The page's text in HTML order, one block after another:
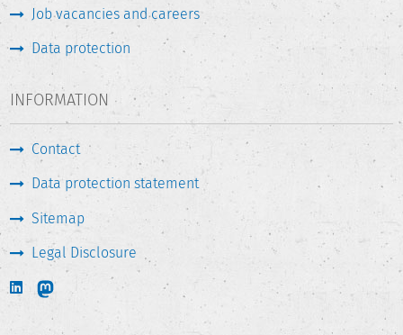
Job vacancies and careers
Data protection
INFORMATION
Contact
Data protection statement
Sitemap
Legal Disclosure